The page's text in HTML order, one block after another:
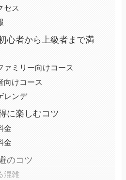
セス
心者から上級者まで満
ァミリー向けコース
向けコース
レンデ
に楽しむコツ
金
金
のコツ
混雑